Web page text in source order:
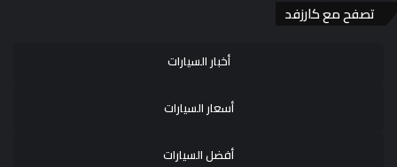
تصفح مع كارزفد
أخبار السيارات
أسعار السيارات
أفضل السيارات